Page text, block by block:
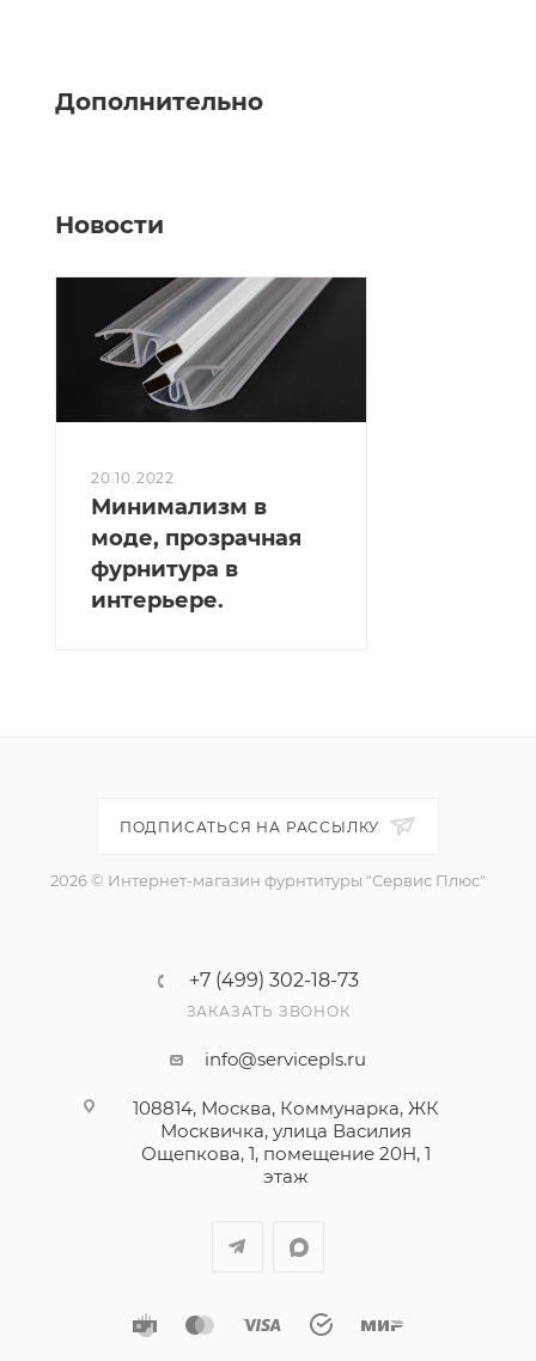
Дополнительно
Новости
20.10.2022
Минимализм в
моде, прозрачная
фурнитура в
интерьере.
ПОДПИСАТЬСЯ НА РАССЫЛКУ
2026 © Интернет-магазин фурнтитуры "Сервис Плюс"
+7 (499) 302-18-73
ЗАКАЗАТЬ ЗВОНОК
info@servicepls.ru
108814, Москва, Коммунарка, ЖК
Москвичка, улица Василия
Ощепкова, 1​, помещение 20Н, 1
этаж